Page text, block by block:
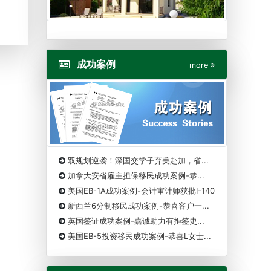
成功案例 more
双规划逆袭！深国交学子弃美赴加，省...
加拿大安省雇主担保移民成功案例-恭...
美国EB-1A成功案例-会计审计师获批I-140
新西兰6分制移民成功案例-恭喜客户一...
英国签证成功案例-嘉诚助力有拒签史...
美国EB-5投资移民成功案例-恭喜L女士...